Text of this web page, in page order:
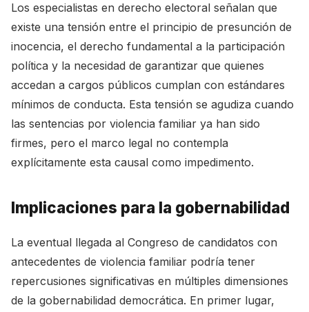
Los especialistas en derecho electoral señalan que
existe una tensión entre el principio de presunción de
inocencia, el derecho fundamental a la participación
política y la necesidad de garantizar que quienes
accedan a cargos públicos cumplan con estándares
mínimos de conducta. Esta tensión se agudiza cuando
las sentencias por violencia familiar ya han sido
firmes, pero el marco legal no contempla
explícitamente esta causal como impedimento.
Implicaciones para la gobernabilidad
La eventual llegada al Congreso de candidatos con
antecedentes de violencia familiar podría tener
repercusiones significativas en múltiples dimensiones
de la gobernabilidad democrática. En primer lugar,